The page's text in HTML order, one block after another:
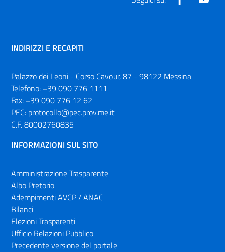
INDIRIZZI E RECAPITI
Palazzo dei Leoni - Corso Cavour, 87 - 98122 Messina
Telefono: +39 090 776 1111
Fax: +39 090 776 12 62
PEC: protocollo@pec.prov.me.it
C.F. 80002760835
INFORMAZIONI SUL SITO
Amministrazione Trasparente
Albo Pretorio
Adempimenti AVCP / ANAC
Bilanci
Elezioni Trasparenti
Ufficio Relazioni Pubblico
Precedente versione del portale